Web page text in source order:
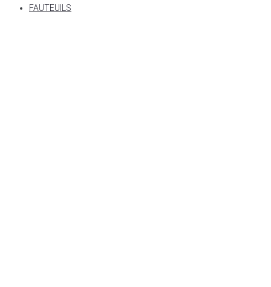
FAUTEUILS